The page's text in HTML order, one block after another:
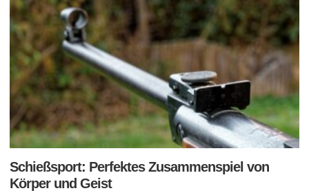
Schießsport: Perfektes Zusammenspiel von
Körper und Geist